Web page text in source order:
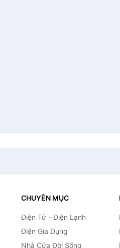
CHUYÊN MỤC
Điện Tử - Điện Lạnh
Điện Gia Dụng
Nhà Cửa Đời Sống